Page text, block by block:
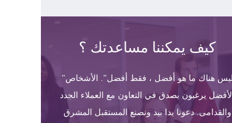
كيف يمكننا مساعدتك ؟
"ليس هناك ما هو أفضل ، فقط أفضل". الأشخاص
الأفضل يرغبون بصدق في التعاون مع العملاء الجدد
والقدامى. دعونا يدا بيد ونصنع المستقبل المشرق